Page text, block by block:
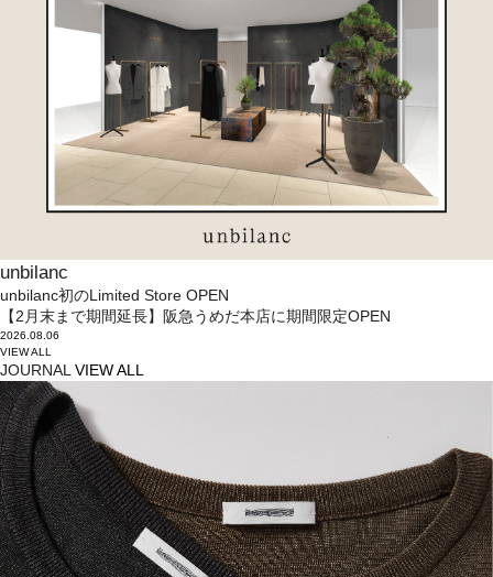
unbilanc
unbilanc初のLimited Store OPEN
【2月末まで期間延長】阪急うめだ本店に期間限定OPEN
2026.08.06
VIEW ALL
JOURNAL VIEW ALL